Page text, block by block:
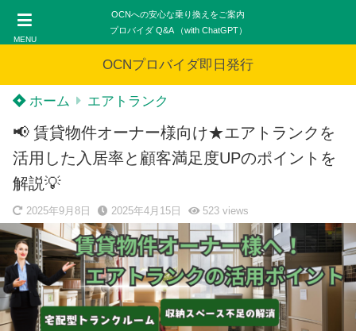
MENU
OCNへの安心な乗り換えをご案内
プロバイダ Q&A （with ChatGPT）
OCNプロバイダ即日発行
ホーム エアトランク
📢 賃貸物件オーナー様向け★エアトランクを
活用した入居率と顧客満足度UPのポイントを
解説💡
2025年9月8日 2025年4月15日 523views